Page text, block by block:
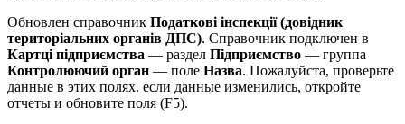
Обновлен справочник Податкові інспекції (довідник
територіальних органів ДПС). Справочник подключен в
Картці підприємства — раздел Підприємство — группа
Контролюючий орган — поле Назва. Пожалуйста, проверьте
данные в этих полях. если данные изменились, откройте
отчеты и обновите поля (F5).